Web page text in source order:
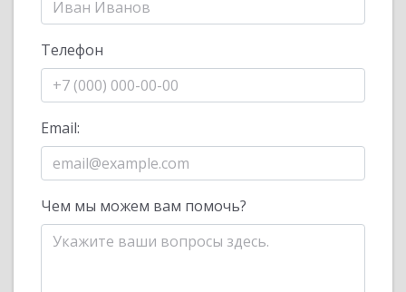
Телефон
Email:
Чем мы можем вам помочь?